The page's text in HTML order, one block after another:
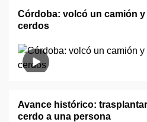
Córdoba: volcó un camión
cerdos
Avance histórico:
cerdo a una persona